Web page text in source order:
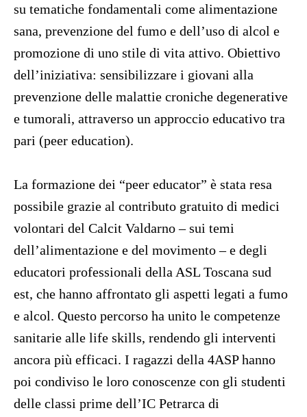
su tematiche fondamentali come alimentazione
sana, prevenzione del fumo e dell’uso di alcol e
promozione di uno stile di vita attivo. Obiettivo
dell’iniziativa: sensibilizzare i giovani alla
prevenzione delle malattie croniche degenerative
e tumorali, attraverso un approccio educativo tra
pari (peer education).
La formazione dei “peer educator” è stata resa
possibile grazie al contributo gratuito di medici
volontari del Calcit Valdarno – sui temi
dell’alimentazione e del movimento – e degli
educatori professionali della ASL Toscana sud
est, che hanno affrontato gli aspetti legati a fumo
e alcol. Questo percorso ha unito le competenze
sanitarie alle life skills, rendendo gli interventi
ancora più efficaci. I ragazzi della 4ASP hanno
poi condiviso le loro conoscenze con gli studenti
delle classi prime dell’IC Petrarca di